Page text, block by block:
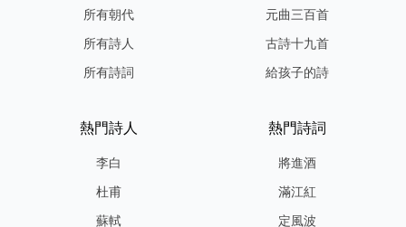
所有朝代
所有詩人
所有詩詞
元曲三百首
古詩十九首
給孩子的詩
熱門詩人
李白
杜甫
蘇軾
熱門詩詞
將進酒
滿江紅
定風波